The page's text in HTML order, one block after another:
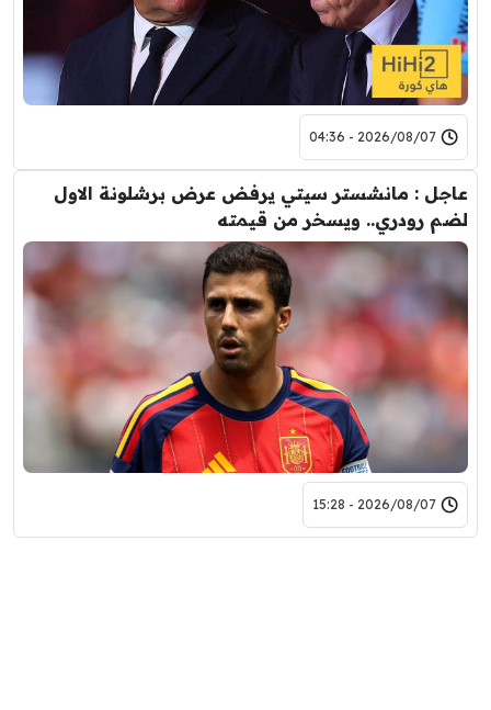
2026/08/07 - 04:36
عاجل : مانشستر سيتي يرفض عرض برشلونة الاول
لضم رودري.. ويسخر من قيمته
2026/08/07 - 15:28